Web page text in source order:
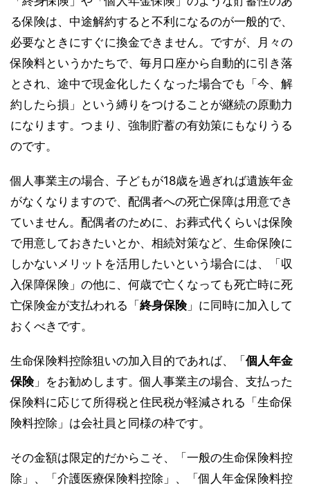
る保険は、中途解約すると不利になるのが一般的で、
必要なときにすぐに換金できません。ですが、月々の
保険料というかたちで、毎月口座から自動的に引き落
とされ、途中で現金化したくなった場合でも「今、解
約したら損」という縛りをつけることが継続の原動力
になります。つまり、強制貯蓄の有効策にもなりうる
のです。
個人事業主の場合、子どもが18歳を過ぎれば遺族年金
がなくなりますので、配偶者への死亡保障は用意でき
ていません。配偶者のために、お葬式代くらいは保険
で用意しておきたいとか、相続対策など、生命保険に
しかないメリットを活用したいという場合には、「収
入保障保険」の他に、何歳で亡くなっても死亡時に死
亡保険金が支払われる「終身保険」に同時に加入して
おくべきです。
生命保険料控除狙いの加入目的であれば、「個人年金
保険」をお勧めします。個人事業主の場合、支払った
保険料に応じて所得税と住民税が軽減される「生命保
険料控除」は会社員と同様の枠です。
その金額は限定的だからこそ、「一般の生命保険料控
除」、「介護医療保険料控除」、「個人年金保険料控